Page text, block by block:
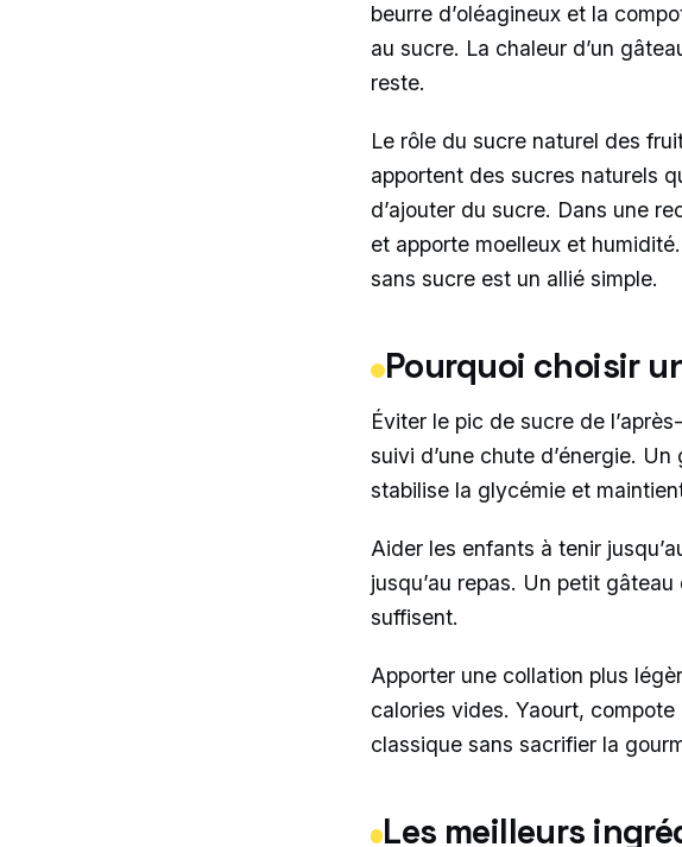
beurre d’oléagineux et la
au sucre. La chaleur d’un
reste.
Le rôle du sucre naturel des
apportent des sucres naturels
d’ajouter du sucre. Dans une
et apporte moelleux et
sans sucre est un allié simple.
Pourquoi choisir
Éviter le pic de sucre de
suivi d’une chute d’énergie.
stabilise la glycémie et
Aider les enfants à tenir
jusqu’au repas. Un petit
suffisent.
Apporter une collation plus
calories vides. Yaourt,
classique sans sacrifier la
Les meilleurs